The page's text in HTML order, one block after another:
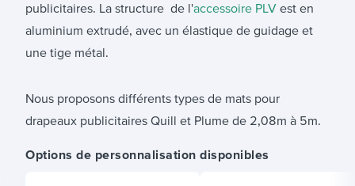
publicitaires. La structure de l'accessoire PLV est en
aluminium extrudé, avec un élastique de guidage et
une tige métal.
Nous proposons différents types de mats pour
drapeaux publicitaires Quill et Plume de 2,08m à 5m.
Options de personnalisation disponibles